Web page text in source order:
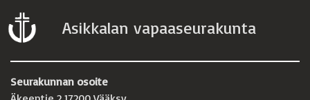
Asikkalan vapaaseurakunta
Seurakunnan osoite